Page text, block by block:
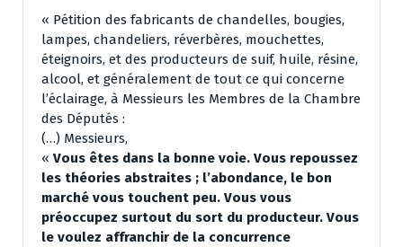
« Pétition des fabricants de chandelles, bougies,
lampes, chandeliers, réverbères, mouchettes,
éteignoirs, et des producteurs de suif, huile, résine,
alcool, et généralement de tout ce qui concerne
l’éclairage, à Messieurs les Membres de la Chambre
des Députés :
(…) Messieurs,
« Vous êtes dans la bonne voie. Vous repoussez
les théories abstraites ; l’abondance, le bon
marché vous touchent peu. Vous vous
préoccupez surtout du sort du producteur. Vous
le voulez affranchir de la concurrence